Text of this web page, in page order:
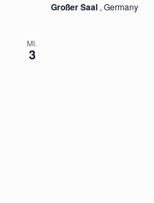
Großer Saal , Germany
MI.
3